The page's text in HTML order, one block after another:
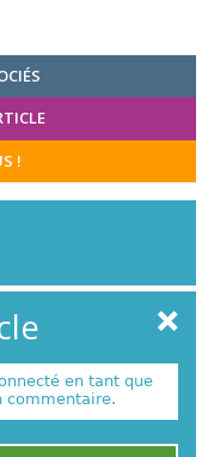
!
en tant que
commentaire.